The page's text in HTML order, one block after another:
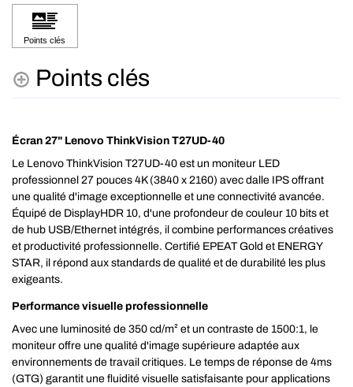
Points clés
Écran 27" Lenovo ThinkVision T27UD-40
Le Lenovo ThinkVision T27UD-40 est un moniteur LED
professionnel 27 pouces 4K (3840 x 2160) avec dalle IPS offrant
une qualité d'image exceptionnelle et une connectivité avancée.
Équipé de DisplayHDR 10, d'une profondeur de couleur 10 bits et
de hub USB/Ethernet intégrés, il combine performances créatives
et productivité professionnelle. Certifié EPEAT Gold et ENERGY
STAR, il répond aux standards de qualité et de durabilité les plus
exigeants.
Performance visuelle professionnelle
Avec une luminosité de 350 cd/m² et un contraste de 1500:1, le
moniteur offre une qualité d'image supérieure adaptée aux
environnements de travail critiques. Le temps de réponse de 4ms
(GTG) garantit une fluidité visuelle satisfaisante pour applications